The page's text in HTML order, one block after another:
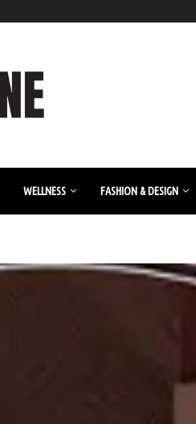
WELLNESS FASHION & DESIGN